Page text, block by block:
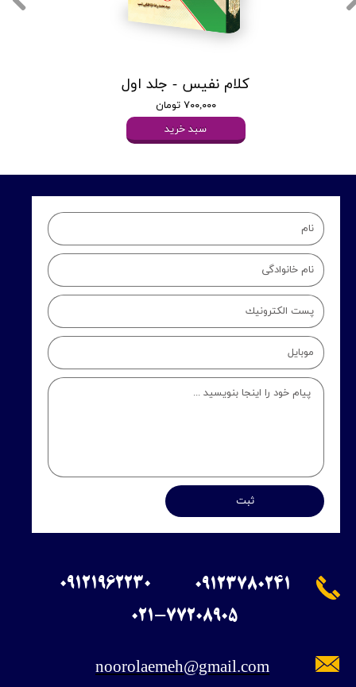
کلام نفیس - جلد اول
۷۰۰,۰۰۰ تومان
سبد خرید
ثبت
​021-77208905
noorolaemeh@gmail.com
09121962230 09123780241